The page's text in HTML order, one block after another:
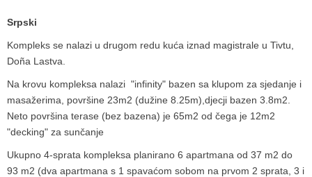
Srpski
Kompleks se nalazi u drugom redu kuća iznad magistrale u Tivtu,
Doña Lastva.
Na krovu kompleksa nalazi "infinity" bazen sa klupom za sjedanje i
masažerima, površine 23m2 (dužine 8.25m),djecji bazen 3.8m2.
Neto površina terase (bez bazena) je 65m2 od čega je 12m2
"decking" za sunčanje
Ukupno 4-sprata kompleksa planirano 6 apartmana od 37 m2 do
93 m2 (dva apartmana s 1 spavaćom sobom na prvom 2 sprata, 3 i